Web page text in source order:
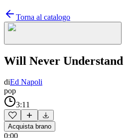
Torna al catalogo
Will Never Understand
diEd Napoli
pop
3:11
Acquista brano
0:00